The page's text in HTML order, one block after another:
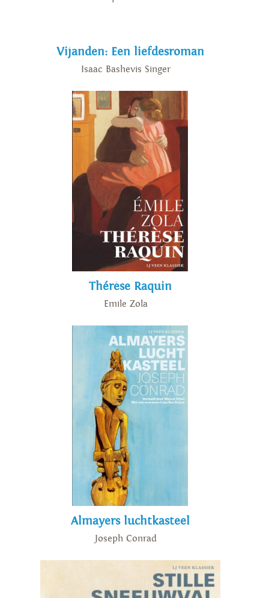
Vijanden: Een liefdesroman
Isaac Bashevis Singer
Thérèse Raquin
Emile Zola
Almayers luchtkasteel
Joseph Conrad